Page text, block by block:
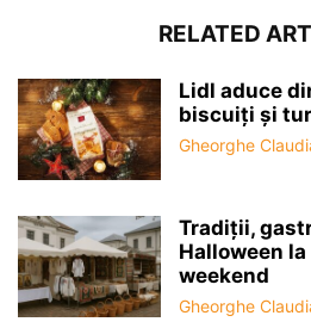
RELATED
Lidl aduce
biscuiți și
Gheorghe
Tradiții,
Halloween
weekend
Gheorghe